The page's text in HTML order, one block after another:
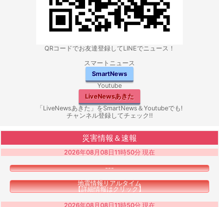
QRコードでお友達登録してLINEでニュース！
スマートニュース
SmartNews
Youtube
LiveNewsあきた
「LiveNewsあきた」をSmartNews＆Youtubeでも!
チャンネル登録してチェック!!
災害情報＆速報
2026年08月08日11時50分 現在
---
地震情報リアルタイム
【詳細情報はクリック】
2026年08月08日11時50分 現在